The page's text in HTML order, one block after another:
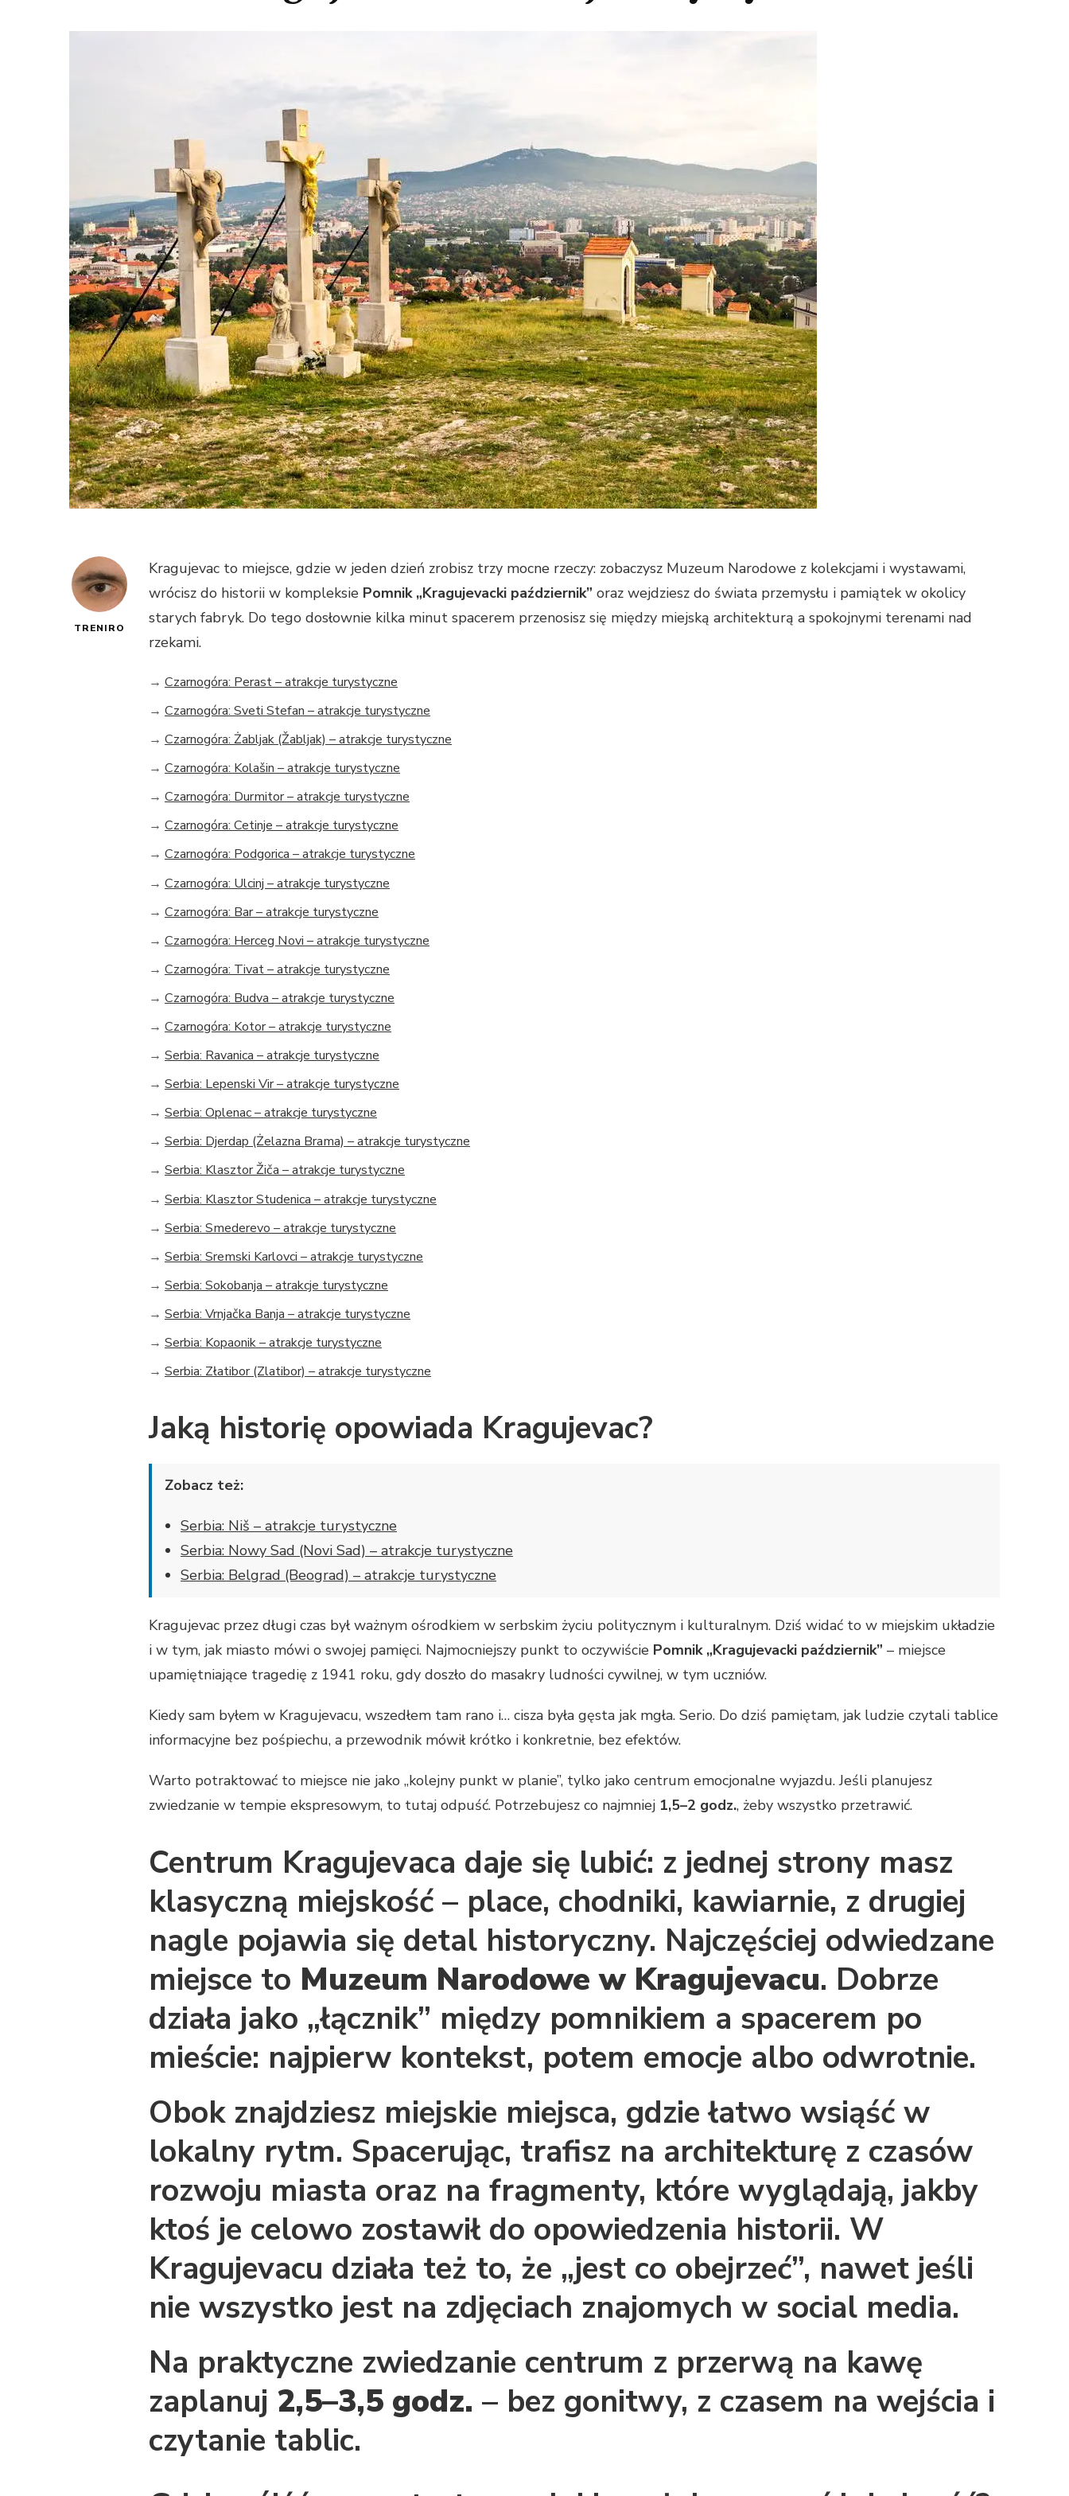
TRENIRO
Kragujevac to miejsce, gdzie w jeden dzień zrobisz trzy mocne rzeczy: zobaczysz Muzeum Narodowe z kolekcjami i wystawami,
wrócisz do historii w kompleksie Pomnik „Kragujevacki październik” oraz wejdziesz do świata przemysłu i pamiątek w okolicy
starych fabryk. Do tego dosłownie kilka minut spacerem przenosisz się między miejską architekturą a spokojnymi terenami nad
rzekami.
→ Czarnogóra: Perast – atrakcje turystyczne
→ Czarnogóra: Sveti Stefan – atrakcje turystyczne
→ Czarnogóra: Żabljak (Žabljak) – atrakcje turystyczne
→ Czarnogóra: Kolašin – atrakcje turystyczne
→ Czarnogóra: Durmitor – atrakcje turystyczne
→ Czarnogóra: Cetinje – atrakcje turystyczne
→ Czarnogóra: Podgorica – atrakcje turystyczne
→ Czarnogóra: Ulcinj – atrakcje turystyczne
→ Czarnogóra: Bar – atrakcje turystyczne
→ Czarnogóra: Herceg Novi – atrakcje turystyczne
→ Czarnogóra: Tivat – atrakcje turystyczne
→ Czarnogóra: Budva – atrakcje turystyczne
→ Czarnogóra: Kotor – atrakcje turystyczne
→ Serbia: Ravanica – atrakcje turystyczne
→ Serbia: Lepenski Vir – atrakcje turystyczne
→ Serbia: Oplenac – atrakcje turystyczne
→ Serbia: Djerdap (Żelazna Brama) – atrakcje turystyczne
→ Serbia: Klasztor Žiča – atrakcje turystyczne
→ Serbia: Klasztor Studenica – atrakcje turystyczne
→ Serbia: Smederevo – atrakcje turystyczne
→ Serbia: Sremski Karlovci – atrakcje turystyczne
→ Serbia: Sokobanja – atrakcje turystyczne
→ Serbia: Vrnjačka Banja – atrakcje turystyczne
→ Serbia: Kopaonik – atrakcje turystyczne
→ Serbia: Złatibor (Zlatibor) – atrakcje turystyczne
Jaką historię opowiada Kragujevac?
Zobacz też:
Serbia: Niš – atrakcje turystyczne
Serbia: Nowy Sad (Novi Sad) – atrakcje turystyczne
Serbia: Belgrad (Beograd) – atrakcje turystyczne
Kragujevac przez długi czas był ważnym ośrodkiem w serbskim życiu politycznym i kulturalnym. Dziś widać to w miejskim układzie
i w tym, jak miasto mówi o swojej pamięci. Najmocniejszy punkt to oczywiście Pomnik „Kragujevacki październik” – miejsce
upamiętniające tragedię z 1941 roku, gdy doszło do masakry ludności cywilnej, w tym uczniów.
Kiedy sam byłem w Kragujevacu, wszedłem tam rano i… cisza była gęsta jak mgła. Serio. Do dziś pamiętam, jak ludzie czytali tablice
informacyjne bez pośpiechu, a przewodnik mówił krótko i konkretnie, bez efektów.
Warto potraktować to miejsce nie jako „kolejny punkt w planie”, tylko jako centrum emocjonalne wyjazdu. Jeśli planujesz
zwiedzanie w tempie ekspresowym, to tutaj odpuść. Potrzebujesz co najmniej 1,5–2 godz., żeby wszystko przetrawić.
Centrum Kragujevaca daje się lubić: z jednej strony masz
klasyczną miejskość – place, chodniki, kawiarnie, z drugiej
nagle pojawia się detal historyczny. Najczęściej odwiedzane
miejsce to Muzeum Narodowe w Kragujevacu. Dobrze
działa jako „łącznik” między pomnikiem a spacerem po
mieście: najpierw kontekst, potem emocje albo odwrotnie.
Obok znajdziesz miejskie miejsca, gdzie łatwo wsiąść w
lokalny rytm. Spacerując, trafisz na architekturę z czasów
rozwoju miasta oraz na fragmenty, które wyglądają, jakby
ktoś je celowo zostawił do opowiedzenia historii. W
Kragujevacu działa też to, że „jest co obejrzeć”, nawet jeśli
nie wszystko jest na zdjęciach znajomych w social media.
Na praktyczne zwiedzanie centrum z przerwą na kawę
zaplanuj 2,5–3,5 godz. – bez gonitwy, z czasem na wejścia i
czytanie tablic.